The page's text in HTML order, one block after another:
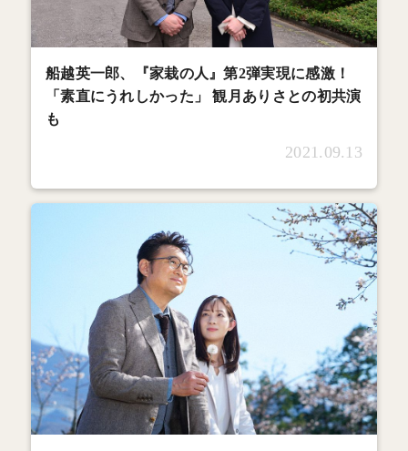
船越英一郎、『家栽の人』第2弾実現に感激！
「素直にうれしかった」 観月ありさとの初共演
も
2021.09.13